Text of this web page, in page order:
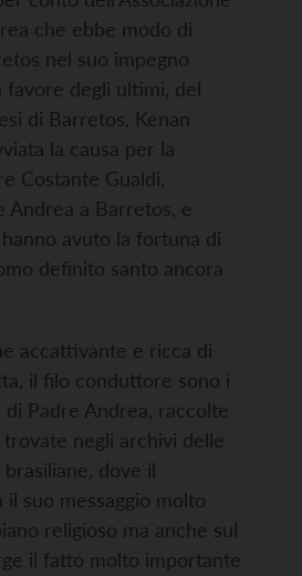
che ebbe modo di
nel suo impegno
degli ultimi, del
di Barretos, Kenan
la causa per la
Costante Gualdi,
Andrea a Barretos, e
avuto la fortuna di
definito santo ancora
accattivante e ricca di
il filo conduttore sono i
Padre Andrea, raccolte
negli archivi delle
dove il
il suo messaggio molto
religioso ma anche sul
il fatto molto importante